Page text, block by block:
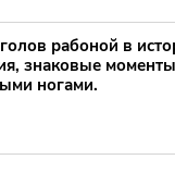
рабоной в
знаковые
ногами.